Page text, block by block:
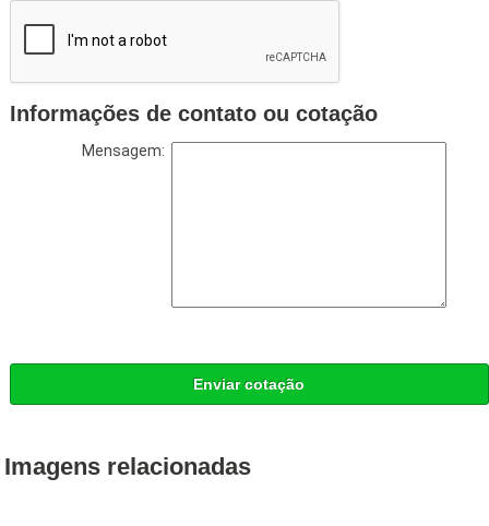
Informações de contato ou cotação
Mensagem:
Enviar cotação
Imagens relacionadas